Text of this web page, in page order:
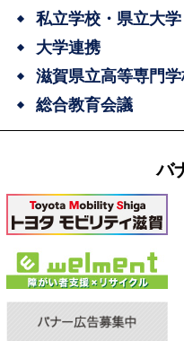
私立学校・県立大
大学連携
滋賀県立高等専門
総合教育会議
バ